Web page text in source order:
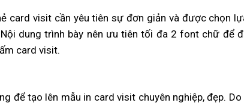
card visit cần yêu tiên sự đơn giản và được chọn
dung trình bày nên ưu tiên tối đa 2 font chữ để
card visit.
để tạo lên mẫu in card visit chuyên nghiệp, đẹp.